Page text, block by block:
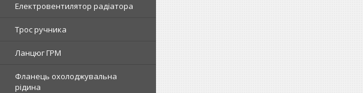
Електровентилятор радіатора
Трос ручника
Ланцюг ГРМ
Фланець охолоджувальна
рідина